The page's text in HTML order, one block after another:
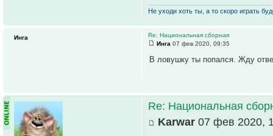
Не уходи хоть ты, а то скоро играть
Re: Национальная сборная
Инга 07 фев 2020, 09:35
В ловушку ты попался. Жду
Инга
Re: Национальная
Karwar 07 фев 2020,